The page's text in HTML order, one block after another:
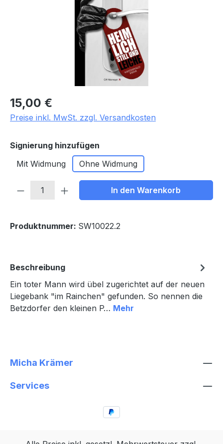
Regulärer Preis:
15,00 €
Preise inkl. MwSt. zzgl. Versandkosten
Signierung hinzufügen
Mit Widmung
Ohne Widmung
Produkt Anzahl: Gib denIn den Warenkorb
Produktnummer: SW10022.2
Beschreibung
Ein toter Mann wird übel zugerichtet auf der neuen
Liegebank "im Rainchen" gefunden. So nennen die
Betzdorfer den kleinen P… Mehr
Micha Krämer
Services